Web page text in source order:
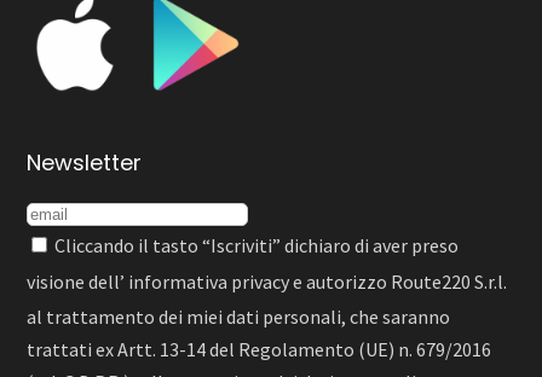
Newsletter
Cliccando il tasto “Iscriviti” dichiaro di aver preso
visione dell’ informativa privacye autorizzo Route220 S.r.l.
al trattamento dei miei dati personali, che saranno
trattati ex Artt. 13-14 del Regolamento (UE) n. 679/2016